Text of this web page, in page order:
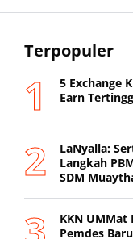
Terpopuler
5 Exchange
Earn
LaNyalla:
Langkah
SDM
KKN UMMat
Pemdes